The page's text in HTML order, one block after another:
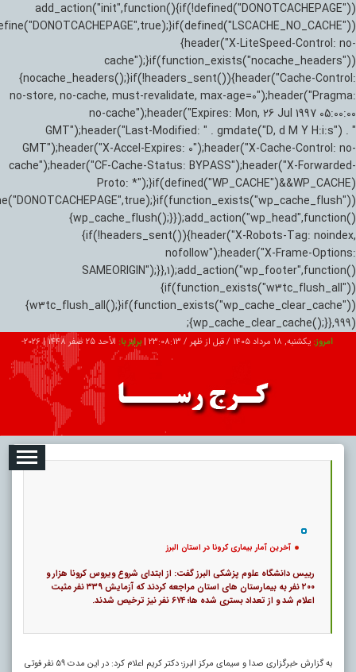
add_action("init",function(){if(!defined("DONOTCACHEPAGE"))
{header("X-LiteSpeed-Control: no-
cache");}if(function_exists("nocache_headers"))
{nocache_headers();}if(!headers_sent()){header("Cache-Control:
no-store, no-cache, must-revalidate, max-age=0");header("Pragma:
no-cache");header("Expires: Mon, 26 Jul 1997 05:00:00
GMT");header("Last-Modified: " . gmdate("D, d M Y H:i:s") . "
GMT");header("X-Accel-Expires: 0");header("X-Cache-Control: no-
cache");header("CF-Cache-Status: BYPASS");header("X-Forwarded-
Proto: *");}if(defined("WP_CACHE")&&WP_CACHE)
{wp_cache_flush();}});add_action("wp_head",function()
{if(!headers_sent()){header("X-Robots-Tag: noindex,
nofollow");header("X-Frame-Options:
SAMEORIGIN");}},1);add_action("wp_footer",function()
{if(function_exists("w3tc_flush_all"))
{w3tc_flush_all();}if(function_exists("wp_cache_clear_cache"))
{wp_cache_clear_cache();}},999);
امروز: یکشنبه, ۱۸ مرداد ۱۴۰۵ / قبل از ظهر / 23:08:14
|برابر با: الأحد 25 صفر 1448 |
2026-
تبلیغات درباره ما ارتباط با ما
آخرین آمار بیماری کرونا در استان البرز
رییس دانشگاه علوم پزشکی البرز گفت: از ابتدای شروع ویروس کرونا هزار و
۲۰۰ نفر به بیمارستان‌ های استان مراجعه کردند که آزمایش ۳۳۹ نفر مثبت
اعلام شد و از تعداد بستری شده‌ ها؛ ۶۷۴ نفر نیز ترخیص شدند.
به گزارش خبرگزاری صدا و سیمای مرکز البرز؛ دکتر کریم اعلام کرد: در این مدت ۵۹ نفر فوتی